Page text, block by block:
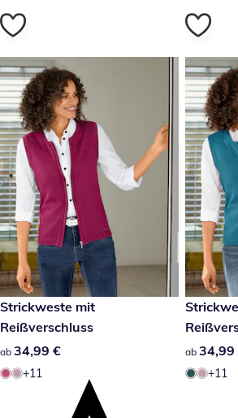
34,99 €
Strickweste mit
Reißverschluss
34,99 €
ab 34,99 €
+11
34,99 €
34,99 €
ab 34,99
+11